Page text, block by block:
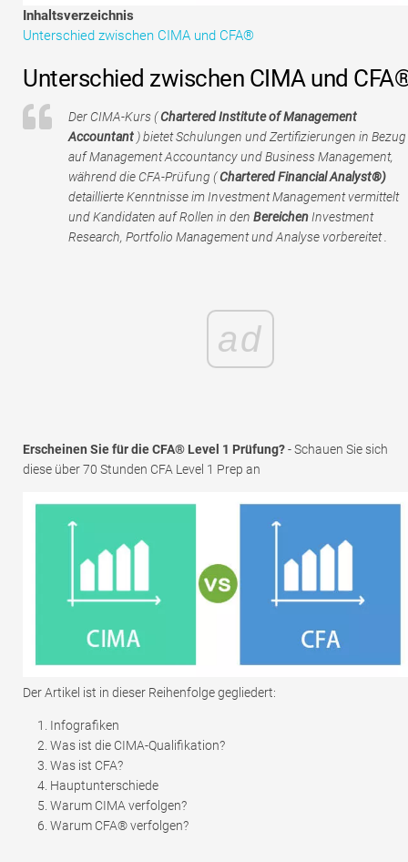
Tutorials zur Finanzmodellierung
Inhaltsverzeichnis
Unterschied zwischen CIMA und CFA®
Unterschied zwischen CIMA und
Der CIMA-Kurs (Chartered Institute of Management
Accountant ) bietet Schulungen und Zertifizierungen in Bezug
auf Management Accountancy und Business Management,
während die CFA-Prüfung (Chartered Financial Analyst®)
detaillierte Kenntnisse im Investment Management vermittelt
und Kandidaten auf Rollen in den Bereichen Investment
Research, Portfolio Management und Analyse vorbereitet .
ad
Erscheinen Sie für die CFA® Level 1 Prüfung?- Schauen Sie sich
diese über 70 Stunden CFA Level 1 Prep an
Der Artikel ist in dieser Reihenfolge gegliedert:
Infografiken
Was ist die CIMA-Qualifikation?
Was ist CFA?
Hauptunterschiede
Warum CIMA verfolgen?
Warum CFA® verfolgen?